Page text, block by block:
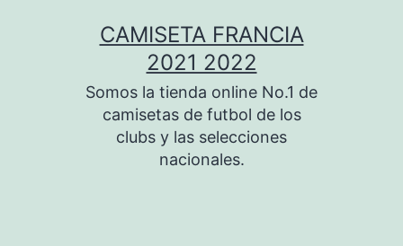
CAMISETA FRANCIA
2021 2022
Somos la tienda online No.1 de
camisetas de futbol de los
clubs y las selecciones
nacionales.